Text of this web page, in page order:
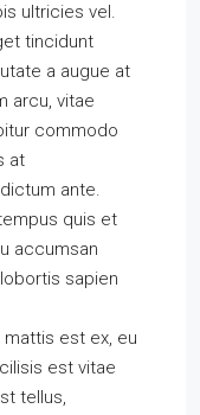
ultricies vel.
tincidunt
a augue at
arcu, vitae
commodo
at
ante.
quis et
accumsan
sapien
mattis est ex, eu
est vitae
tellus,